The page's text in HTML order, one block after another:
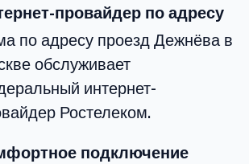
провайдер по адресу
по адресу проезд Дежнёва в
обслуживает
интернет-
Ростелеком.
подключение